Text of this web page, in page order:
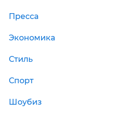
Пресса
Экономика
Стиль
Спорт
Шоубиз